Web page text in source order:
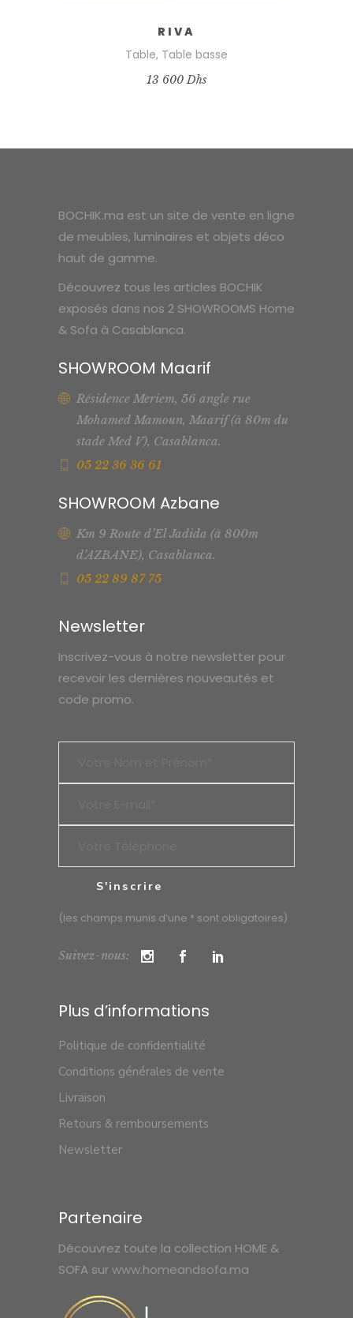
RIVA
Table, Table basse
13 600Dhs
BOCHIK.ma est un site de vente en ligne
de meubles, luminaires et objets déco
haut de gamme.
Découvrez tous les articles BOCHIK
exposés dans nos 2 SHOWROOMS Home
& Sofa à Casablanca.
SHOWROOM Maarif
Résidence Meriem, 56 angle rue
Mohamed Mamoun, Maarif (à 80m du
stade Med V), Casablanca.
05 22 36 36 61
SHOWROOM Azbane
Km 9 Route d’El Jadida (à 800m
d’AZBANE), Casablanca.
05 22 89 87 75
Newsletter
Inscrivez-vous à notre newsletter pour
recevoir les dernières nouveautés et
code promo.
(les champs munis d’une * sont obligatoires)
Suivez-nous:
Plus d’informations
Politique de confidentialité
Conditions générales de vente
Livraison
Retours & remboursements
Newsletter
Partenaire
Découvrez toute la collection HOME &
SOFA surwww.homeandsofa.ma